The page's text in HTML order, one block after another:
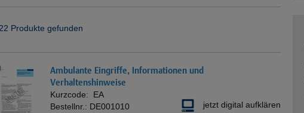
Produkte gefunden
Ambulante Eingriffe, Informationen und
Verhaltenshinweise
Kurzcode: EA
Bestellnr.: DE001010 jetzt digital aufklären